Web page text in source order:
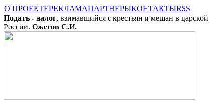
О ПРОЕКТЕРЕКЛАМАПАРТНЕРЫКОНТАКТЫRSS
Подать - налог, взимавшийся с крестьян и мещан в царской
России. Ожегов С.И.